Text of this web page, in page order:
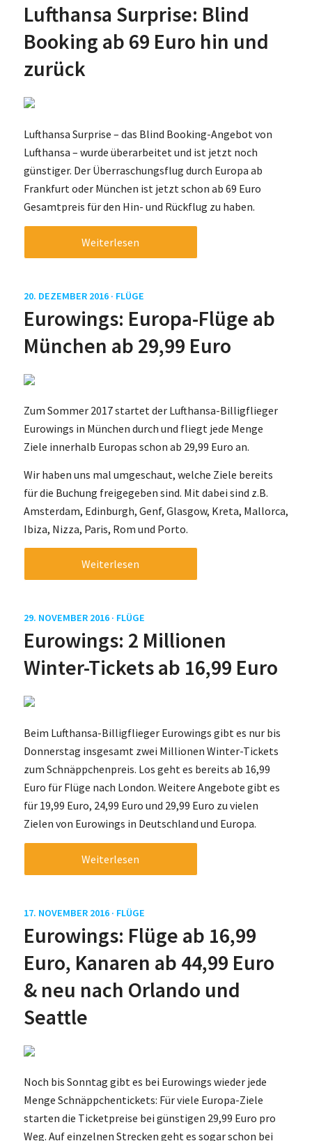
Lufthansa Surprise: Blind
Booking ab 69 Euro hin und
zurück
Lufthansa Surprise – das Blind Booking-Angebot von
Lufthansa – wurde überarbeitet und ist jetzt noch
günstiger. Der Überraschungsflug durch Europa ab
Frankfurt oder München ist jetzt schon ab 69 Euro
Gesamtpreis für den Hin- und Rückflug zu haben.
Weiterlesen
20. DEZEMBER 2016 · FLÜGE
Eurowings: Europa-Flüge ab
München ab 29,99 Euro
Zum Sommer 2017 startet der Lufthansa-Billigflieger
Eurowings in München durch und fliegt jede Menge
Ziele innerhalb Europas schon ab 29,99 Euro an.
Wir haben uns mal umgeschaut, welche Ziele bereits
für die Buchung freigegeben sind. Mit dabei sind z.B.
Amsterdam, Edinburgh, Genf, Glasgow, Kreta, Mallorca,
Ibiza, Nizza, Paris, Rom und Porto.
Weiterlesen
29. NOVEMBER 2016 · FLÜGE
Eurowings: 2 Millionen
Winter-Tickets ab 16,99 Euro
Beim Lufthansa-Billigflieger Eurowings gibt es nur bis
Donnerstag insgesamt zwei Millionen Winter-Tickets
zum Schnäppchenpreis. Los geht es bereits ab 16,99
Euro für Flüge nach London. Weitere Angebote gibt es
für 19,99 Euro, 24,99 Euro und 29,99 Euro zu vielen
Zielen von Eurowings in Deutschland und Europa.
Weiterlesen
17. NOVEMBER 2016 · FLÜGE
Eurowings: Flüge ab 16,99
Euro, Kanaren ab 44,99 Euro
& neu nach Orlando und
Seattle
Noch bis Sonntag gibt es bei Eurowings wieder jede
Menge Schnäppchentickets: Für viele Europa-Ziele
starten die Ticketpreise bei günstigen 29,99 Euro pro
Weg. Auf einzelnen Strecken geht es sogar schon bei